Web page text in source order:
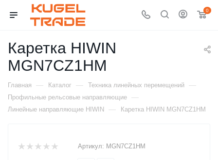
0
Каретка HIWIN
MGN7CZ1HM
Главная — Каталог — Техника линейных перемещений —
Профильные рельсовые направляющие —
Линейные направляющие HIWIN — Каретка HIWIN MGN7CZ1HM
Артикул: MGN7CZ1HM